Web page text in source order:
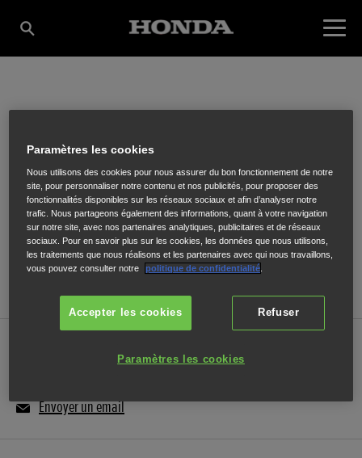
GARAGE GAUBERT
59 Grascazes Basses,MELJAC,12120
ITINÉRAIRE
Envoyer un email
Paramètres les cookies
Nous utilisons des cookies pour nous assurer du bon fonctionnement de notre
site, pour personnaliser notre contenu et nos publicités, pour proposer des
fonctionnalités disponibles sur les réseaux sociaux et afin d’analyser notre
trafic. Nous partageons également des informations, quant à votre navigation
sur notre site, avec nos partenaires analytiques, publicitaires et de réseaux
sociaux. Pour en savoir plus sur les cookies, les données que nous utilisons,
les traitements que nous réalisons et les partenaires avec qui nous travaillons,
vous pouvez consulter notre
politique de confidentialité
Refuser
Accepter les cookies
Paramètres les cookies